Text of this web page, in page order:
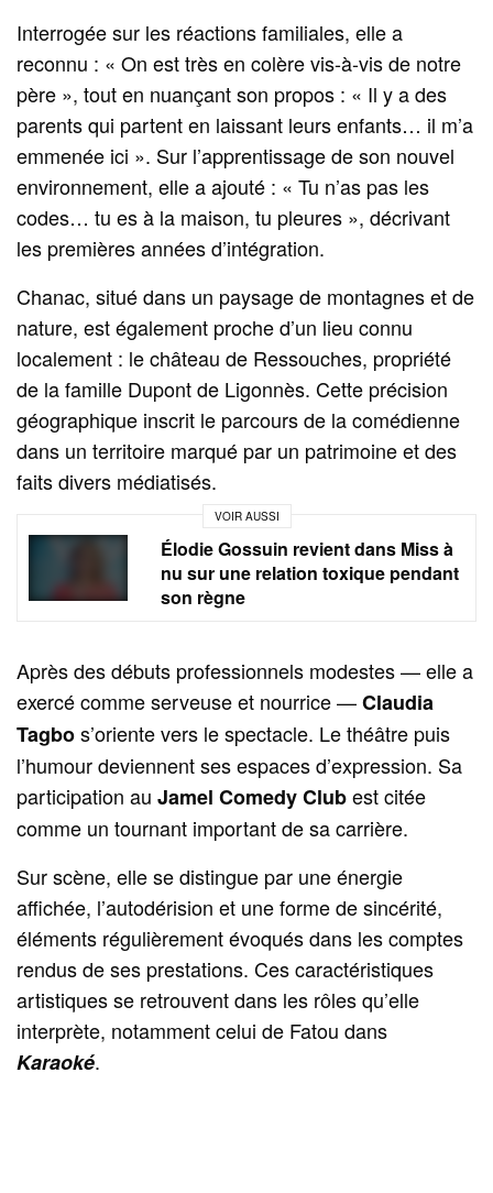
Interrogée sur les réactions familiales, elle a
reconnu : « On est très en colère vis-à-vis de notre
père », tout en nuançant son propos : « Il y a des
parents qui partent en laissant leurs enfants… il m’a
emmenée ici ». Sur l’apprentissage de son nouvel
environnement, elle a ajouté : « Tu n’as pas les
codes… tu es à la maison, tu pleures », décrivant
les premières années d’intégration.
Chanac, situé dans un paysage de montagnes et de
nature, est également proche d’un lieu connu
localement : le château de Ressouches, propriété
de la famille Dupont de Ligonnès. Cette précision
géographique inscrit le parcours de la comédienne
dans un territoire marqué par un patrimoine et des
faits divers médiatisés.
VOIR AUSSI
Élodie Gossuin revient dans Miss à
nu sur une relation toxique pendant
son règne
Après des débuts professionnels modestes — elle a
exercé comme serveuse et nourrice —Claudia
Tagbos’oriente vers le spectacle. Le théâtre puis
l’humour deviennent ses espaces d’expression. Sa
participation auJamel Comedy Clubest citée
comme un tournant important de sa carrière.
Sur scène, elle se distingue par une énergie
affichée, l’autodérision et une forme de sincérité,
éléments régulièrement évoqués dans les comptes
rendus de ses prestations. Ces caractéristiques
artistiques se retrouvent dans les rôles qu’elle
interprète, notamment celui de Fatou dans
Karaoké.